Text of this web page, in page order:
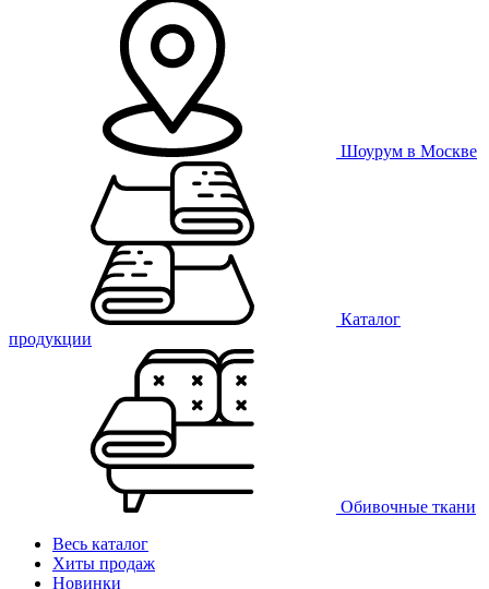
Шоурум в Москве
Каталог
продукции
Обивочные ткани
Весь каталог
Хиты продаж
Новинки